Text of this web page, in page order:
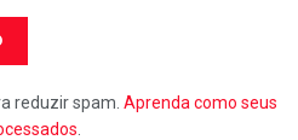
reduzir spam. Aprenda como seus